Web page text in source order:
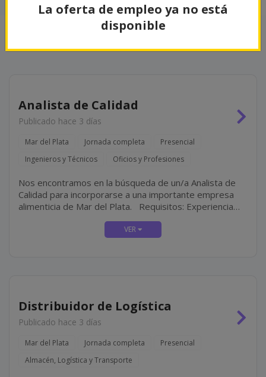
Orden
Analista de Calidad
Publicado hace 3 días
Mar del Plata Jornada completa
Presencial
Ingenieros y Técnicos
Oficios y Profesiones
Nos encontramos en la búsqueda de un/a Analista de
Calidad para incorporarse a una importante empresa
alimenticia de Mar del Plata. Requisitos: Experiencia
mínima de 3 años en el área de control de Calidad de
empresas alimenticias. Ingeniería en...
Distribuidor de Logística
Publicado hace 3 días
Mar del Plata Jornada completa
Presencial
Almacén, Logística y Transporte
La oferta de empleo ya no está
disponible